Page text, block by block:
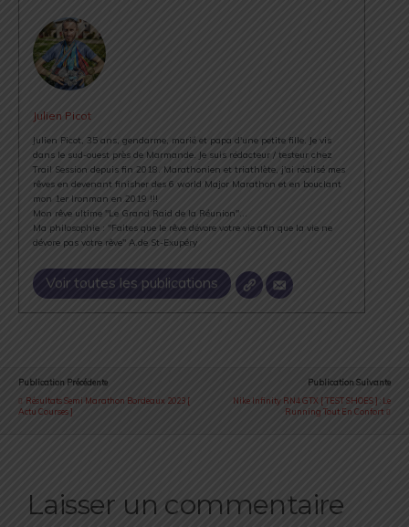
Julien Picot
Julien Picot, 35 ans, gendarme, marié et papa d'une petite fille. Je vis
dans le sud-ouest près de Marmande. Je suis rédacteur / testeur chez
Trail Session depuis fin 2018. Marathonien et triathlète, j'ai réalisé mes
rêves en devenant finisher des 6 world Major Marathon et en bouclant
mon 1er Ironman en 2019 !!!
Mon rêve ultime "Le Grand Raid de la Réunion"...
Ma philosophie : "Faites que le rêve dévore votre vie afin que la vie ne
dévore pas votre rêve" A.de St-Exupéry
Voir toutes les publications
Publication Précédente
Résultats Semi Marathon Bordeaux 2023 [
Actu Courses ]
Publication Suivante
Nike Infinity RN4 GTX [ TEST SHOES ] : Le
Running Tout En Confort
Laisser un commentaire